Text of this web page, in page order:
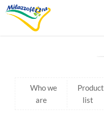
Who we
are
Product
list